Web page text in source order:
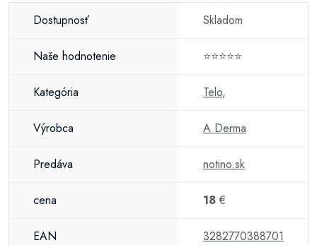
Dostupnosť Skladom
Naše hodnotenie ⭐⭐⭐⭐⭐
Kategória Telo,
Výrobca A Derma
Predáva notino.sk
cena 18 €
EAN 3282770388701